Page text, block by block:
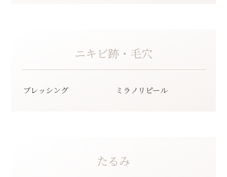
ニキビ跡・毛穴
ブレッシング ミラノリピール
たるみ